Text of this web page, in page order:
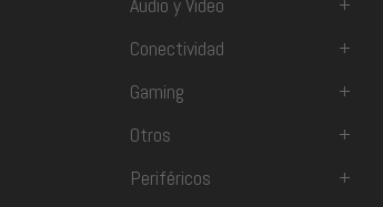
Audio y Video
+
Conectividad
+
Gaming
+
Otros
+
Periféricos
+